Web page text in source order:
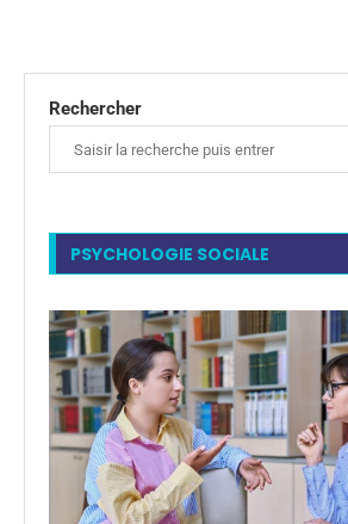
Rechercher
PSYCHOLOGIE SOCIALE